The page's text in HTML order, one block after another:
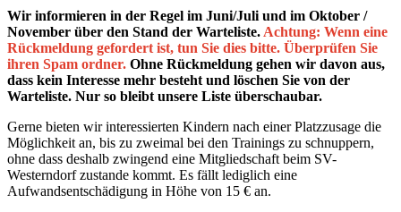
Wir informieren in der Regel im Juni/Juli und im Oktober /
November über den Stand der Warteliste. Achtung: Wenn eine
Rückmeldung gefordert ist, tun Sie dies bitte. Überprüfen Sie
ihren Spam ordner. Ohne Rückmeldung gehen wir davon aus,
dass kein Interesse mehr besteht und löschen Sie von der
Warteliste. Nur so bleibt unsere Liste überschaubar.
Gerne bieten wir interessierten Kindern nach einer Platzzusage die
Möglichkeit an, bis zu zweimal bei den Trainings zu schnuppern,
ohne dass deshalb zwingend eine Mitgliedschaft beim SV-
Westerndorf zustande kommt. Es fällt lediglich eine
Aufwandsentschädigung in Höhe von 15 € an.